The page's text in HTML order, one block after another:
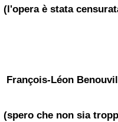
(l'opera è stata
François-Léon
(spero che non sia